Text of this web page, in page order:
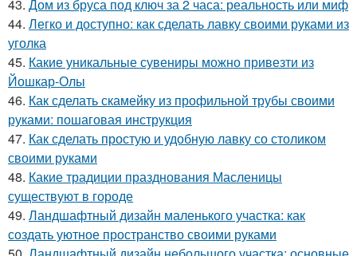
43. Дом из бруса под ключ за 2 часа: реальность или миф
44. Легко и доступно: как сделать лавку своими руками из
уголка
45. Какие уникальные сувениры можно привезти из
Йошкар-Олы
46. Как сделать скамейку из профильной трубы своими
руками: пошаговая инструкция
47. Как сделать простую и удобную лавку со столиком
своими руками
48. Какие традиции празднования Масленицы
существуют в городе
49. Ландшафтный дизайн маленького участка: как
создать уютное пространство своими руками